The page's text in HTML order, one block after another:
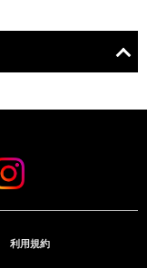
利用規約